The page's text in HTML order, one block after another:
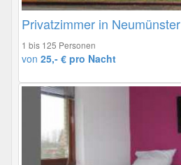
Privatzimmer in Neumünster
1 bis 125 Personen
von 25,- € pro Nacht